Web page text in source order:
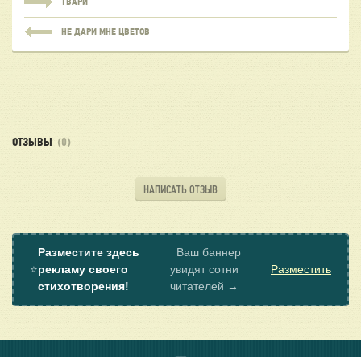
ТВАРИ
НЕ ДАРИ МНЕ ЦВЕТОВ
ОТЗЫВЫ (0)
НАПИСАТЬ ОТЗЫВ
⭐
Разместите здесь
рекламу своего
стихотворения!
Ваш баннер
увидят сотни
читателей →
Разместить